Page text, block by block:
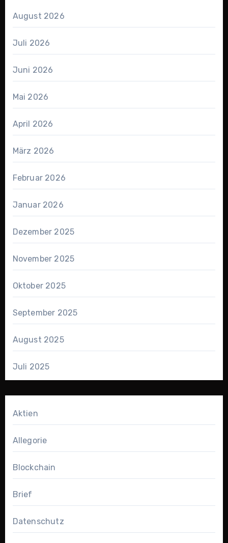
August 2026
Juli 2026
Juni 2026
Mai 2026
April 2026
März 2026
Februar 2026
Januar 2026
Dezember 2025
November 2025
Oktober 2025
September 2025
August 2025
Juli 2025
Aktien
Allegorie
Blockchain
Brief
Datenschutz